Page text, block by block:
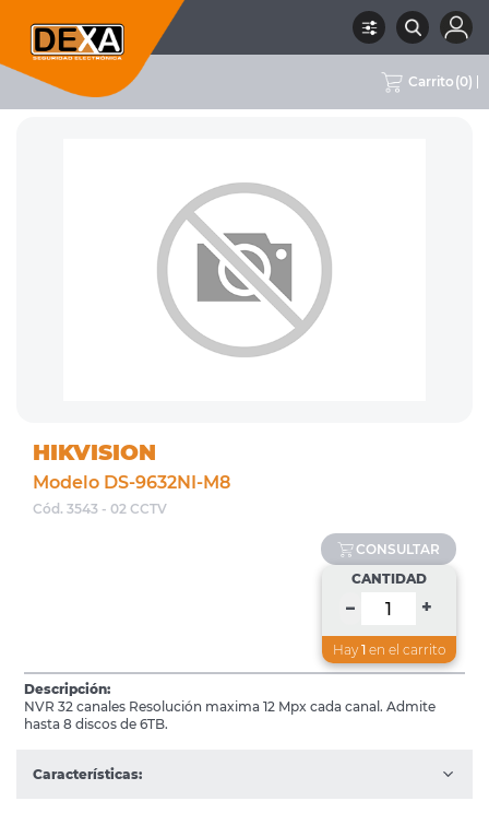
Carrito (0)
RUBRO SUBRUBRO
HIKVISION
Modelo DS-9632NI-M8
Cód. 3543 - 02 CCTV
CONSULTAR
CANTIDAD
– +
Hay 1en el carrito
Descripción:
NVR 32 canales Resolución maxima 12 Mpx cada canal. Admite
hasta 8 discos de 6TB.
Características: